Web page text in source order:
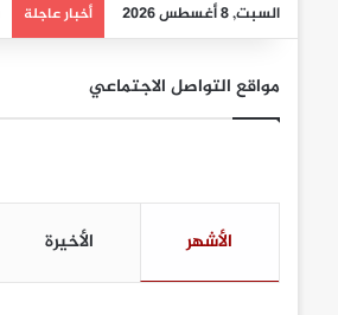
السبت, 8 أغسطس 2026 أخبار عاجلة
مواقع التواصل الاجتماعي
الأشهر الأخيرة